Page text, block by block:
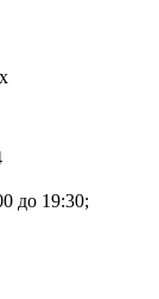
до 19:30;